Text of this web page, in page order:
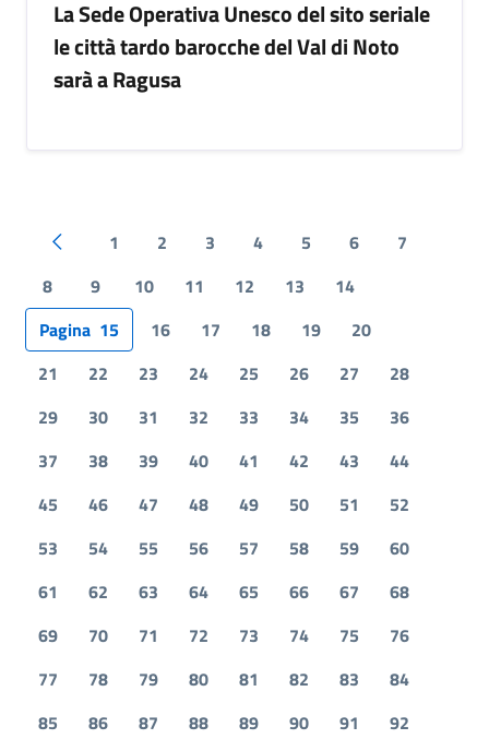
La Sede Operativa Unesco del sito seriale
le città tardo barocche del Val di Noto
sarà a Ragusa
Pagina precedente
1 2 3 4 5 6
7
8
9 10 11 12 13
14
Pagina 15 16 17 18 19
20
21
22 23 24 25 26 27
28
29
30 31 32 33 34 35
36
37
38 39 40 41 42 43
44
45
46 47 48 49 50 51
52
53
54 55 56 57 58 59
60
61
62 63 64 65 66 67
68
69
70 71 72 73 74 75
76
77
78 79 80 81 82 83
84
85
86 87 88 89 90 91
92